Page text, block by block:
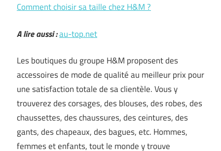
Comment choisir sa taille chez H&M ?
A lire aussi :au-top.net
Les boutiques du groupe H&M proposent des
accessoires de mode de qualité au meilleur prix pour
une satisfaction totale de sa clientèle. Vous y
trouverez des corsages, des blouses, des robes, des
chaussettes, des chaussures, des ceintures, des
gants, des chapeaux, des bagues, etc. Hommes,
femmes et enfants, tout le monde y trouve